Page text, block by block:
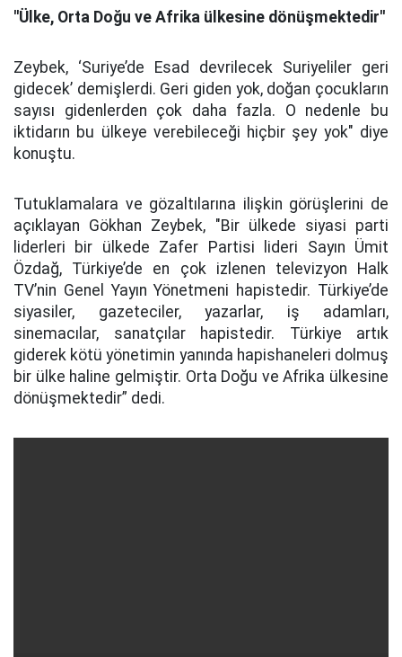
''Ülke, Orta Doğu ve Afrika ülkesine dönüşmektedir''
Zeybek, ‘Suriye’de Esad devrilecek Suriyeliler geri
gidecek’ demişlerdi. Geri giden yok, doğan çocukların
sayısı gidenlerden çok daha fazla. O nedenle bu
iktidarın bu ülkeye verebileceği hiçbir şey yok" diye
konuştu.
Tutuklamalara ve gözaltılarına ilişkin görüşlerini de
açıklayan Gökhan Zeybek, "Bir ülkede siyasi parti
liderleri bir ülkede Zafer Partisi lideri Sayın Ümit
Özdağ, Türkiye’de en çok izlenen televizyon Halk
TV’nin Genel Yayın Yönetmeni hapistedir. Türkiye’de
siyasiler, gazeteciler, yazarlar, iş adamları,
sinemacılar, sanatçılar hapistedir. Türkiye artık
giderek kötü yönetimin yanında hapishaneleri dolmuş
bir ülke haline gelmiştir. Orta Doğu ve Afrika ülkesine
dönüşmektedir” dedi.